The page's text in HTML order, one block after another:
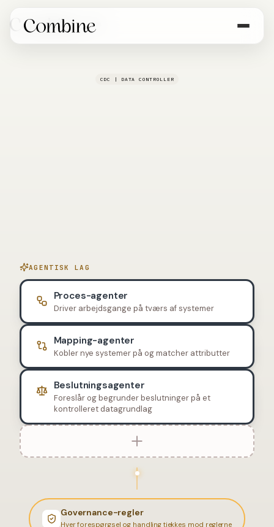
CDC | DATA CONTROLLER
AGENTISK LAG
Proces-agenter
Driver arbejdsgange på tværs af systemer
Mapping-agenter
Kobler nye systemer på og matcher attributter
Beslutningsagenter
Foreslår og begrunder beslutninger på et
kontrolleret datagrundlag
Governance-regler
Hver forespørgsel og handling tjekkes mod reglerne